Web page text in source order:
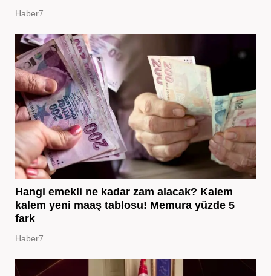
Haber7
Hangi emekli ne kadar zam alacak? Kalem
kalem yeni maaş tablosu! Memura yüzde 5
fark
Haber7